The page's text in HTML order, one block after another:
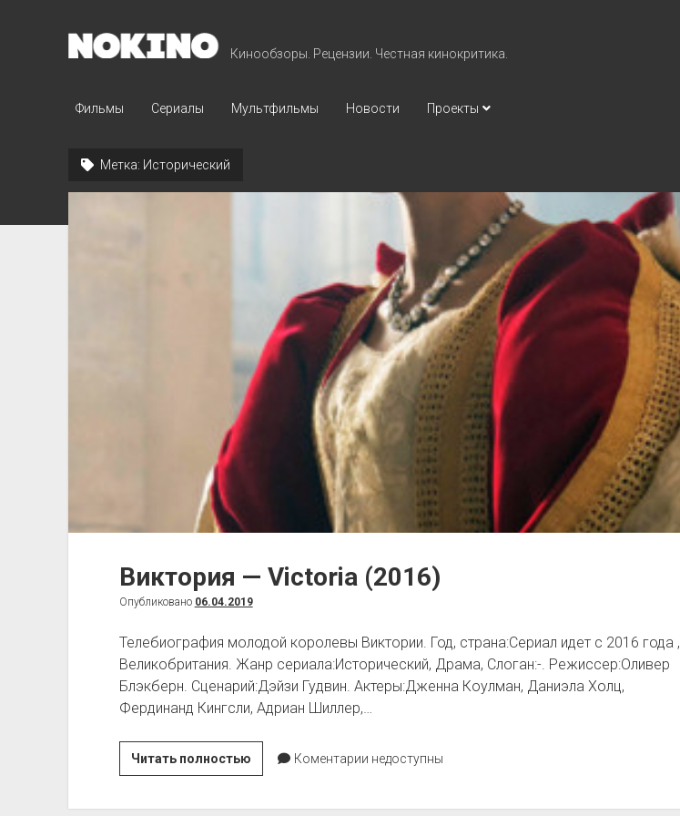
NOKINO Кинообзоры. Рецензии. Честная кинокритика.
Фильмы Сериалы Мультфильмы Новости Проекты
Метка: Исторический
Виктория — Victoria (2016)
Опубликовано 06.04.2019
Телебиография молодой королевы Виктории. Год, страна:Сериал идет с 2016 года ,
Великобритания. Жанр сериала:Исторический, Драма, Слоган:-. Режиссер:Оливер
Блэкберн. Сценарий:Дэйзи Гудвин. Актеры:Дженна Коулман, Даниэла Холц,
Фердинанд Кингсли, Адриан Шиллер,…
Читать полностьюВиктория
—
Коментарии недоступны